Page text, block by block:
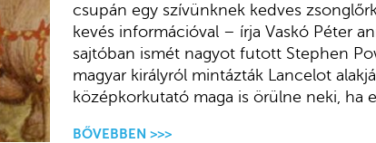
csupán egy szívünknek kedves
kevés információval – írja Vaskó Péter
sajtóban ismét nagyot futott Stephen
magyar királyról mintázták Lancelot
középkorkutató maga is örülne neki, ha
BŐVEBBEN >>>